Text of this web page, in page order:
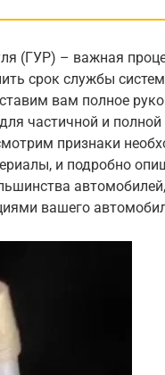
(ГУР) – важная
срок службы
вам полное
частичной и
признаки
и подробно
вашего